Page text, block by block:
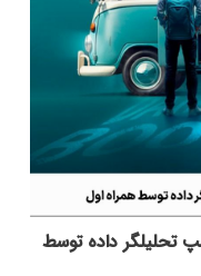
تحلیلگر داده توسط